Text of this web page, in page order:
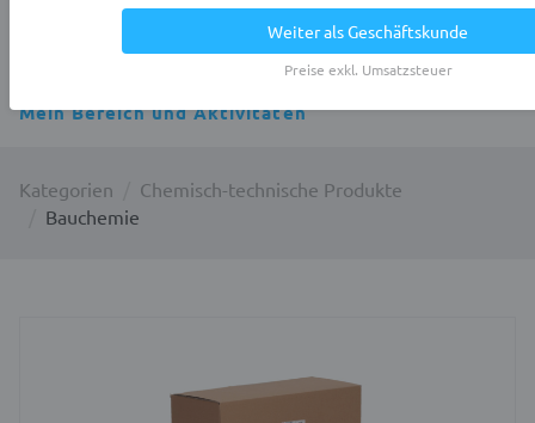
Mein Bereich und Aktivitäten
Kategorien
Chemisch-technische Produkte
Bauchemie
Weiter als Geschäftskunde
Preise exkl. Umsatzsteuer